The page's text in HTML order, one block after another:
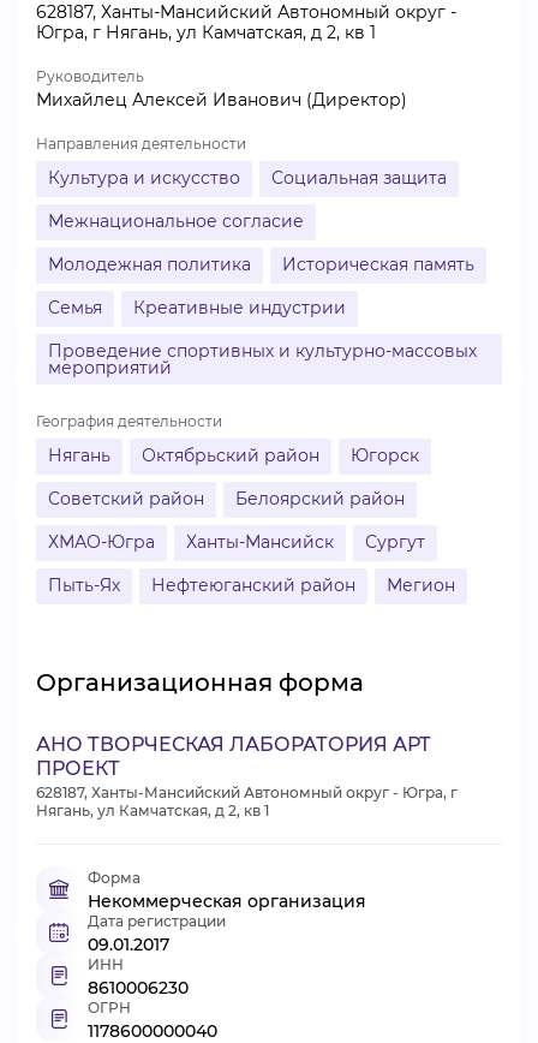
628187, Ханты-Мансийский Автономный округ -
Югра, г Нягань, ул Камчатская, д 2, кв 1
Руководитель
Михайлец Алексей Иванович (Директор)
Направления деятельности
Культура и искусство
Социальная защита
Межнациональное согласие
Молодежная политика
Историческая память
Семья
Креативные индустрии
Проведение спортивных и культурно-массовых
мероприятий
География деятельности
Нягань Октябрьский район
Югорск
Советский район
Белоярский район
ХМАО-Югра
Ханты-Мансийск
Сургут
Пыть-Ях
Нефтеюганский район Мегион
Организационная форма
АНО ТВОРЧЕСКАЯ ЛАБОРАТОРИЯ АРТ
ПРОЕКТ
628187, Ханты-Мансийский Автономный округ - Югра, г
Нягань, ул Камчатская, д 2, кв 1
Форма
Некоммерческая организация
Дата регистрации
09.01.2017
ИНН
8610006230
ОГРН
1178600000040